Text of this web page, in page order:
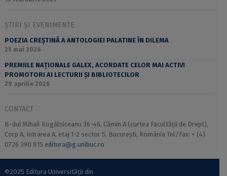
ȘTIRI ȘI EVENIMENTE
POEZIA CREȘTINĂ A ANTOLOGIEI PALATINE ÎN DILEMA
25 mai 2026
PREMIILE NAȚIONALE GALEX, ACORDATE CELOR MAI ACTIVI
PROMOTORI AI LECTURII ȘI BIBLIOTECILOR
29 aprilie 2026
CONTACT
B-dul Mihail Kogălniceanu 36-46, Cămin A (curtea Facultății de Drept),
Corp A, Intrarea A, etaj 1-2 sector 5, București, România Tel/Fax: + (4)
0726 390 815 editura@g.unibuc.ro
©2025 Editura Universității din